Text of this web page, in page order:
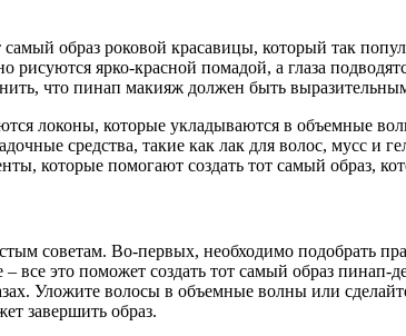
образ роковой красавицы, который так
ярко-красной помадой, а глаза
что пинап макияж должен быть
локоны, которые укладываются в объемные
средства, такие как лак для волос, мусс и
которые помогают создать тот самый образ,
советам. Во-первых, необходимо подобрать
это поможет создать тот самый образ пинап-
Уложите волосы в объемные волны или
завершить образ.